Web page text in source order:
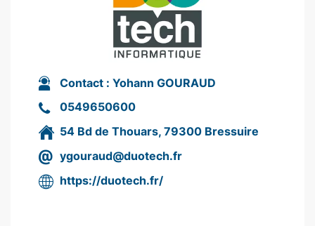
Contact : Yohann GOURAUD
0549650600
54 Bd de Thouars, 79300 Bressuire
ygouraud@duotech.fr
https://duotech.fr/